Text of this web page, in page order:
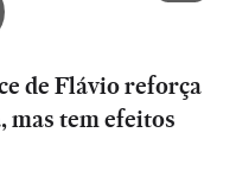
de Flávio reforça
mas tem efeitos